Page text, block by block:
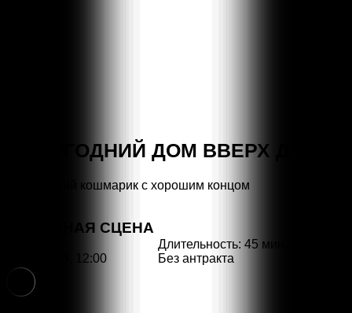
НОВОГОДНИЙ ДОМ ВВЕРХ ДНОМ
Новогодний кошмарик с хорошим концом
ОСНОВНАЯ СЦЕНА
04.01.2024, 12:00
Длительность: 45 мин.
Без антракта